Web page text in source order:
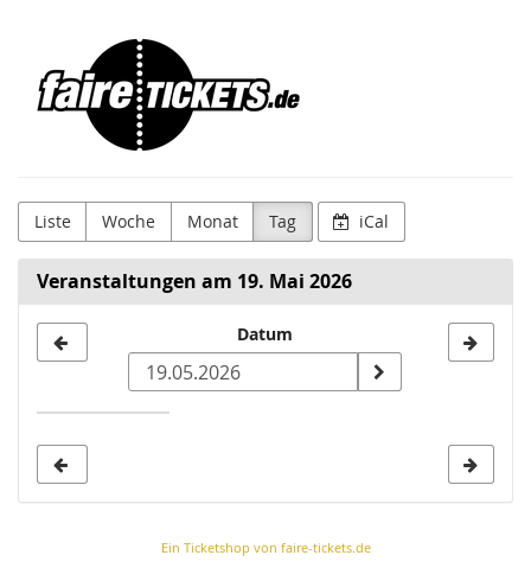
Inhalt
springen
Faire
Tickets
Liste Woche Monat Tag iCal
Veranstaltungen am 19. Mai 2026
zur
Anzeige
Datum
Ein Ticketshop von faire-tickets.de